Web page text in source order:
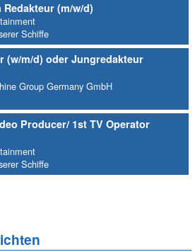
Redakteur (m/w/d)
Schiffe
(w/m/d) oder Jungredakteur
Group Germany GmbH
Producer/ 1st TV Operator
Schiffe